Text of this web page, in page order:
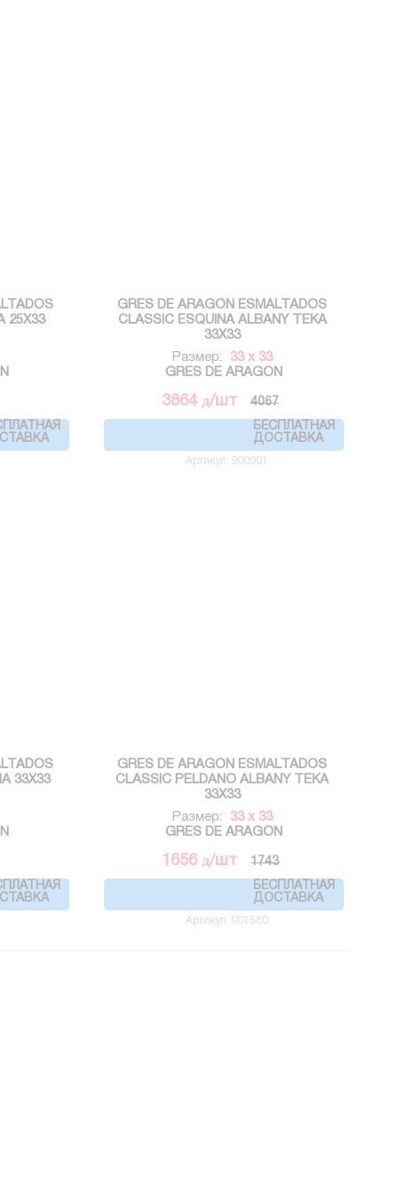
25X33
GRES DE ARAGON ESMALTADOS
CLASSIC ESQUINA ALBANY TEKA
33X33
Размер:
33 x 33
GRES DE ARAGON
3864 д/шт 4067
БЕСПЛАТНАЯ
ДОСТАВКА
Артикул: 900901
33X33
GRES DE ARAGON ESMALTADOS
CLASSIC PELDANO ALBANY TEKA
33X33
Размер:
33 x 33
GRES DE ARAGON
1656 д/шт 1743
БЕСПЛАТНАЯ
ДОСТАВКА
Артикул: 901580